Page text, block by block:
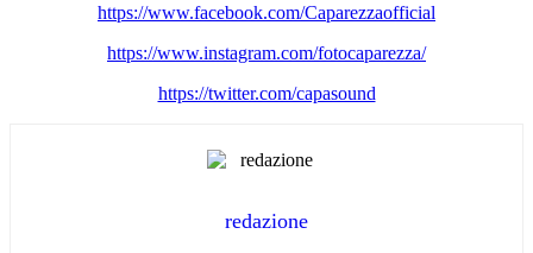
https://www.facebook.com/Caparezzaofficial
https://www.instagram.com/fotocaparezza/
https://twitter.com/capasound
redazione